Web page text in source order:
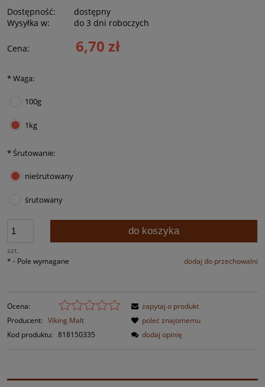
Dostępność:
dostępny
Wysyłka w:
do 3 dni roboczych
Cena: 6,70 zł
*Waga:
100g
1kg
*Śrutowanie:
nieśrutowany
śrutowany
szt.
do koszyka
dodaj do przechowalni
* - Pole wymagane
Ocena:
Producent: Viking Malt
Kod produktu: 818150335
zapytaj o produkt
poleć znajomemu
dodaj opinię